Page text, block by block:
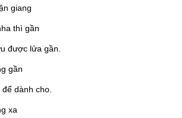
giang
thì gần
được lửa gần.
gần
dành cho.
xa